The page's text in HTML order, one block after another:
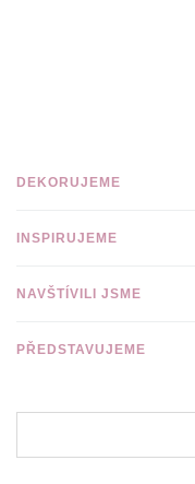
DEKORUJEME
INSPIRUJEME
NAVŠTÍVILI JSME
PŘEDSTAVUJEME